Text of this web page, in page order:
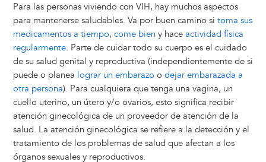
Para las personas viviendo con VIH, hay muchos aspectos
para mantenerse saludables. Va por buen camino si toma sus
medicamentos a tiempo, come bien y hace actividad física
regularmente. Parte de cuidar todo su cuerpo es el cuidado
de su salud genital y reproductiva (independientemente de si
puede o planea lograr un embarazoo dejar embarazada a
otra persona). Para cualquiera que tenga una vagina, un
cuello uterino, un útero y/o ovarios, esto significa recibir
atención ginecológica de un proveedor de atención de la
salud. La atención ginecológica se refiere a la detección y el
tratamiento de los problemas de salud que afectan a los
órganos sexuales y reproductivos.